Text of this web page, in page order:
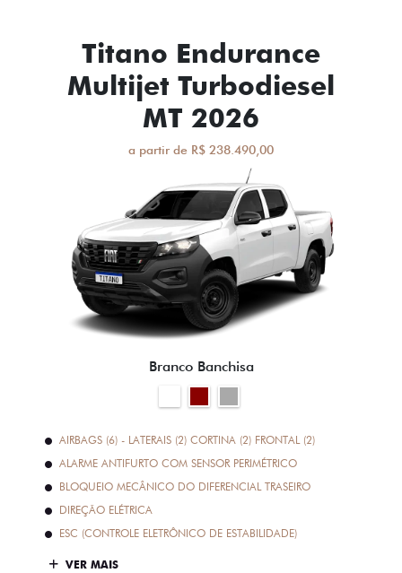
Titano Endurance
Multijet Turbodiesel
MT 2026
a partir de R$ 238.490,00
Branco Banchisa
AIRBAGS (6) - LATERAIS (2) CORTINA (2) FRONTAL (2)
ALARME ANTIFURTO COM SENSOR PERIMÉTRICO
BLOQUEIO MECÂNICO DO DIFERENCIAL TRASEIRO
DIREÇÃO ELÉTRICA
ESC (CONTROLE ELETRÔNICO DE ESTABILIDADE)
VER MAIS